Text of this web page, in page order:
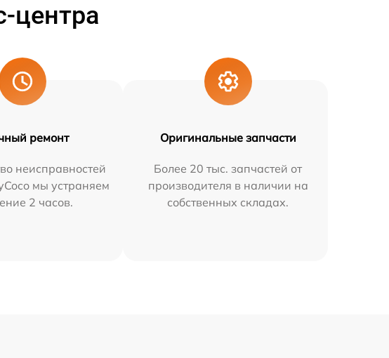
центра
ремонт
неисправностей
мы устраняем
2 часов.
Оригинальные запчасти
Более 20 тыс. запчастей от
производителя в наличии на
собственных складах.